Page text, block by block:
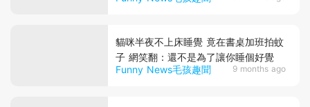
Funny News毛孩趣聞 9 months ago
貓咪半夜不上床睡覺 竟在書桌加班拍蚊
子 網笑翻：還不是為了讓你睡個好覺